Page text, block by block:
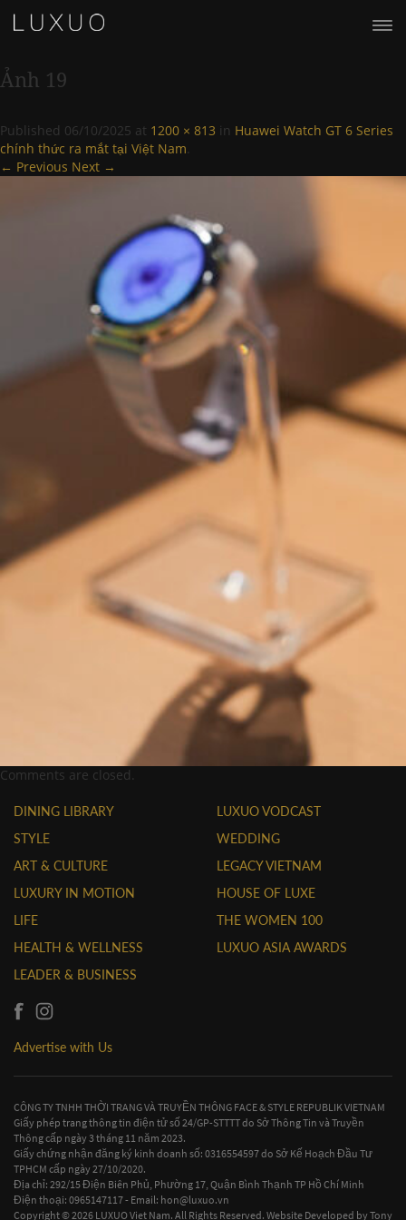
Ảnh 19
Published 06/10/2025 at 1200 × 813 in Huawei Watch GT 6 Series
chính thức ra mắt tại Việt Nam.
← Previous Next →
Comments are closed.
DINING LIBRARY
STYLE
ART & CULTURE
LUXURY IN MOTION
LIFE
HEALTH & WELLNESS
LEADER & BUSINESS
LUXUO VODCAST
WEDDING
LEGACY VIETNAM
HOUSE OF LUXE
THE WOMEN 100
LUXUO ASIA AWARDS
Advertise with Us
CÔNG TY TNHH THỜI TRANG VÀ TRUYỀN THÔNG FACE & STYLE REPUBLIK VIETNAM
Giấy phép trang thông tin điện tử số 24/GP-STTTT do Sở Thông Tin và Truyền
Thông cấp ngày 3 tháng 11 năm 2023.
Giấy chứng nhận đăng ký kinh doanh số: 0316554597 do Sở Kế Hoạch Đầu Tư
TPHCM cấp ngày 27/10/2020.
Địa chỉ: 292/15 Điện Biên Phủ, Phường 17, Quận Bình Thạnh TP Hồ Chí Minh
Điện thoại: 0965147117 - Email: hon@luxuo.vn
Copyright © 2026 LUXUO Viet Nam. All Rights Reserved. Website Developed byTony